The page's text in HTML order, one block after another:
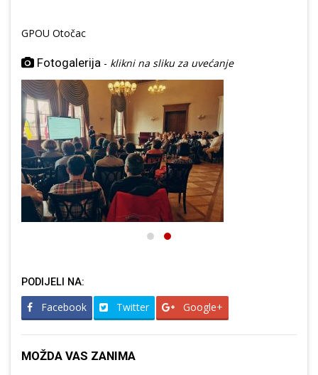
GPOU Otočac
Fotogalerija - klikni na sliku za uvećanje
PODIJELI NA:
Facebook Twitter Google+
MOŽDA VAS ZANIMA